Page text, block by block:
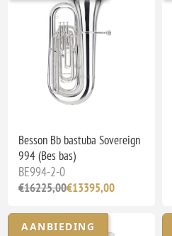
Besson Bb bastuba Sovereign
994 (Bes bas)
BE994-2-0
€16225,00€13395,00
AANBIEDING